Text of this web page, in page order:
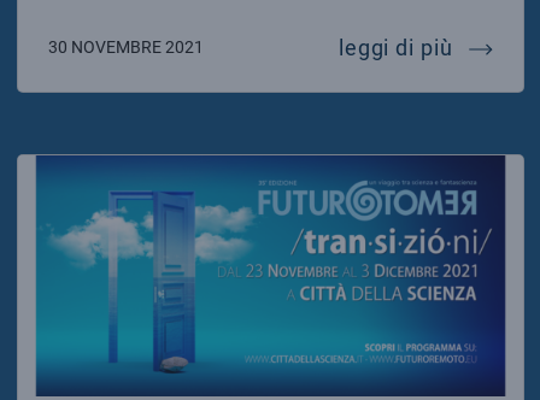
30 NOVEMBRE 2021 leggi di più il